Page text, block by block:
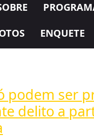
ENQUETE
podem ser
delito a